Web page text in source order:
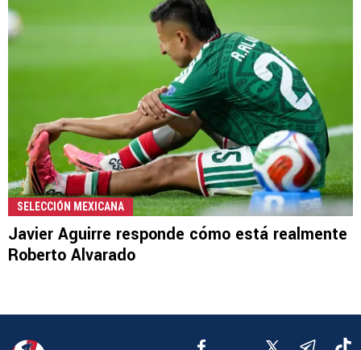
SELECCIÓN MEXICANA
Javier Aguirre responde cómo está realmente
Roberto Alvarado